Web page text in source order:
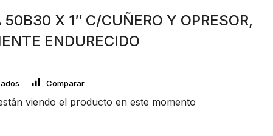
50B30 X 1″ C/CUÑERO Y OPRESOR,
ENDURECIDO
Comparar
viendo el producto en este momento